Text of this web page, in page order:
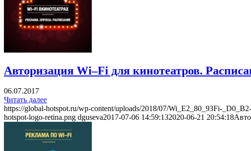
Авторизация Wi–Fi для кинотеатров.
06.07.2017
Читать далее
https://global-hotspot.ru/wp-content/uploads/2018/07/Wi_E2_80_93Fi-
hotspot-logo-retina.png dguseva2017-07-06 14:59:132020-06-21 20:54:18